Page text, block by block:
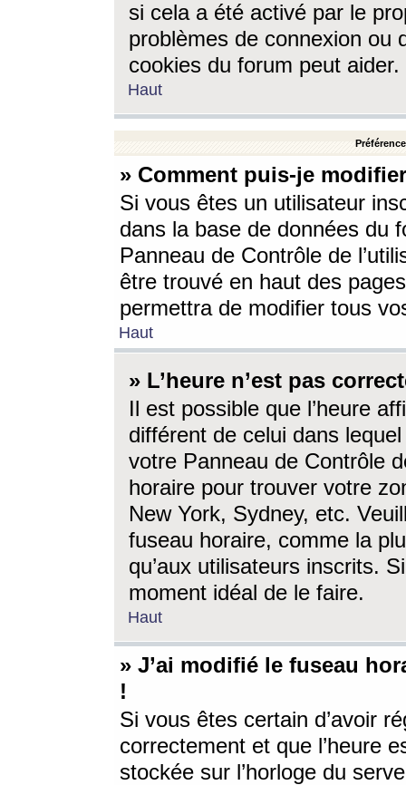
si cela a été activé par le
problèmes de connexion ou
cookies du forum peut aider.
Haut
» Comment puis-je
Si vous êtes un utilisateur
dans la base de données du
Panneau de Contrôle de
être trouvé en haut des
permettra de modifier tous
Haut
» L’heure n’est pas
Il est possible que l’heure
différent de celui dans
votre Panneau de Contrôle
horaire pour trouver votre
New York, Sydney, etc.
fuseau horaire, comme la
qu’aux utilisateurs inscrits.
moment idéal de le faire.
Haut
» J’ai modifié le fuseau
!
Si vous êtes certain d’avoir
correctement et que l’heure
stockée sur l’horloge du